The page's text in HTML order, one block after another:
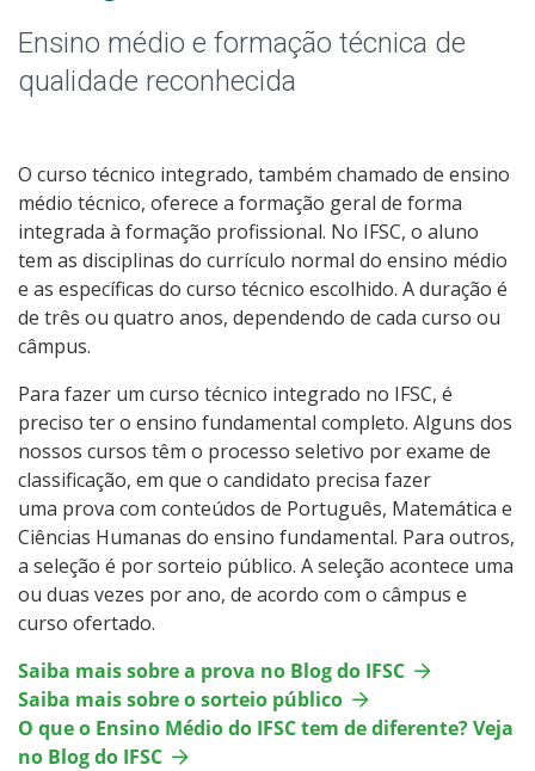
Graduação
Educação a Distância
Todos os cursos
Processo de Inscrição
Resultados
Resultados Vagas Remanescentes
Como posso estudar no IFSC?
Calendário de inscrições
Processos Seletivos
Cotas
Ensino médio e formação técnica de
qualidade reconhecida
O curso técnico integrado, também chamado de ensino
médio técnico, oferece a formação geral de forma
integrada à formação profissional. No IFSC, o aluno
tem as disciplinas do currículo normal do ensino médio
e as específicas do curso técnico escolhido. A duração é
de três ou quatro anos, dependendo de cada curso ou
câmpus.
Para fazer um curso técnico integrado no IFSC, é
preciso ter o ensino fundamental completo. Alguns dos
nossos cursos têm o processo seletivo por exame de
classificação, em que o candidato precisa fazer
uma prova com conteúdos de Português, Matemática e
Ciências Humanas do ensino fundamental. Para outros,
a seleção é por sorteio público. A seleção acontece uma
ou duas vezes por ano, de acordo com o câmpus e
curso ofertado.
Saiba mais sobre a prova no Blog do IFSC
Saiba mais sobre o sorteio público
O que o Ensino Médio do IFSC tem de diferente? Veja
no Blog do IFSC